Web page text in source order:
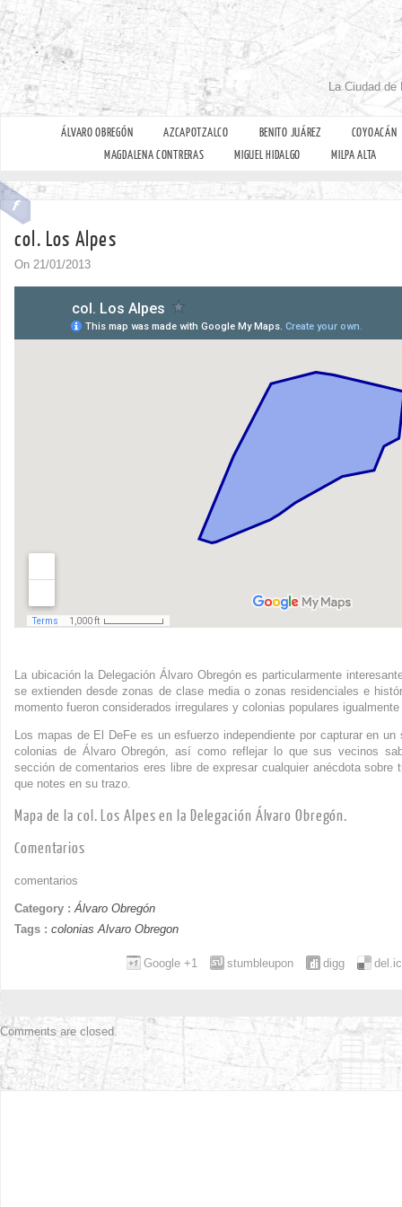
La Ciudad
ÁLVARO OBREGÓN AZCAPOTZALCO BENITO JUÁREZ
COYOACÁN
MAGDALENA CONTRERAS
MIGUEL HIDALGO MILPA ALTA
col. Los Alpes
On 21/01/2013
La ubicación la Delegación Álvaro Obregón es particularmente
se extienden desde zonas de clase media o zonas residenciales e
momento fueron considerados irregulares y colonias populares
Los mapas de El DeFe es un esfuerzo independiente por capturar en
colonias de Álvaro Obregón, así como reflejar lo que sus vecinos
sección de comentarios eres libre de expresar cualquier anécdota sobre
que notes en su trazo.
Mapa de la col. Los Alpes en la Delegación Álvaro Obregón.
Comentarios
comentarios
Category : Álvaro Obregón
Tags : colonias Alvaro Obregon
digg
stumbleupon
Google +1
Comments are closed.